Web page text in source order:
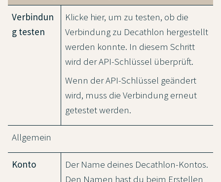
Verbindun
g testen
Klicke hier, um zu testen, ob die
Verbindung zu Decathlon hergestellt
werden konnte. In diesem Schritt
wird der API-Schlüssel überprüft.
Wenn der API-Schlüssel geändert
wird, muss die Verbindung erneut
getestet werden.
Allgemein
Konto
Der Name deines Decathlon-Kontos.
Den Namen hast du beim Erstellen